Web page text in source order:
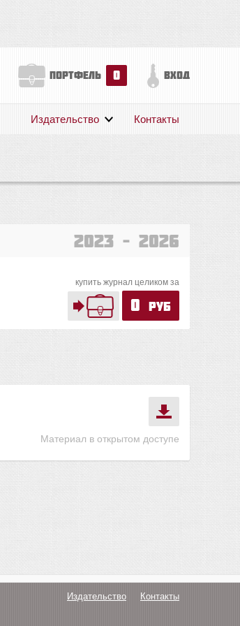
портфель 0 вход
Поддержка
Издательство Контакты
2023 – 2026
купить журнал целиком за
0 руб
Материал в открытом доступе
Издательство Контакты